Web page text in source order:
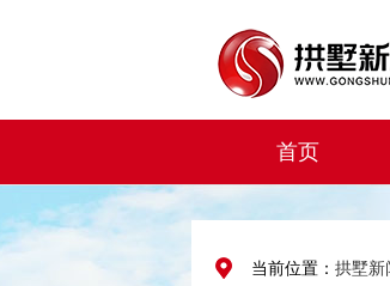
首页
当前位置： 拱墅新